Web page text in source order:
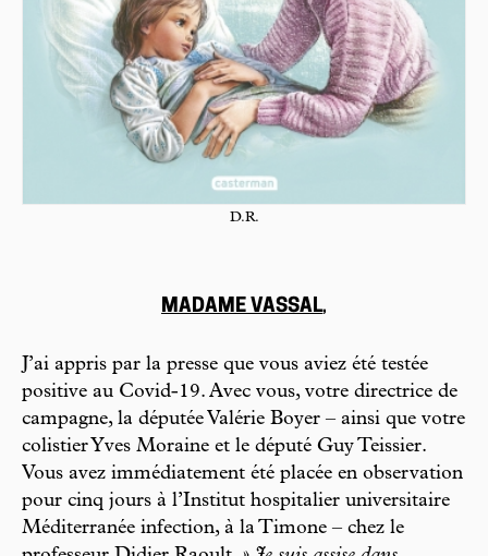
D.R.
MADAME VASSAL,
J’ai appris par la presse que vous aviez été testée
positive au Covid-19. Avec vous, votre directrice de
campagne, la députée Valérie Boyer – ainsi que votre
colistier Yves Moraine et le député Guy Teissier.
Vous avez immédiatement été placée en observation
pour cinq jours à l’Institut hospitalier universitaire
Méditerranée infection, à la Timone – chez le